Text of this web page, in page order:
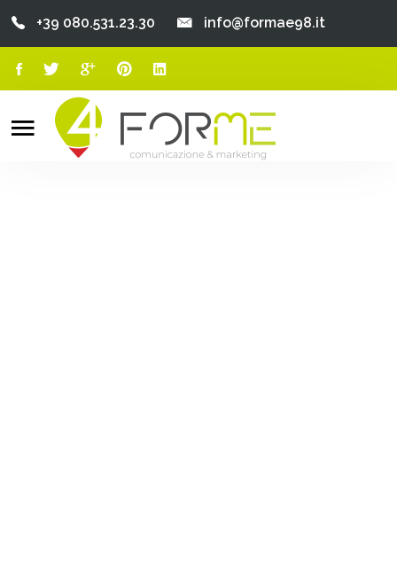
Chi Siamo
+39 080.531.23.30 info@formae98.it
Search